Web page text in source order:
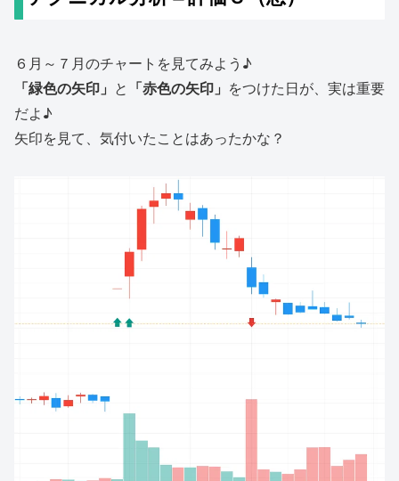
６月～７月のチャートを見てみよう♪
「緑色の矢印」 と 「赤色の矢印」 をつけた日が、実は重要
だよ♪
矢印を見て、気付いたことはあったかな？